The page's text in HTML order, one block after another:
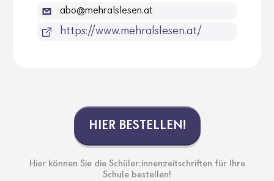
abo@mehralslesen.at
https://www.mehralslesen.at/
HIER BESTELLEN!
Hier können Sie die Schüler:innenzeitschriften für Ihre
Schule bestellen!